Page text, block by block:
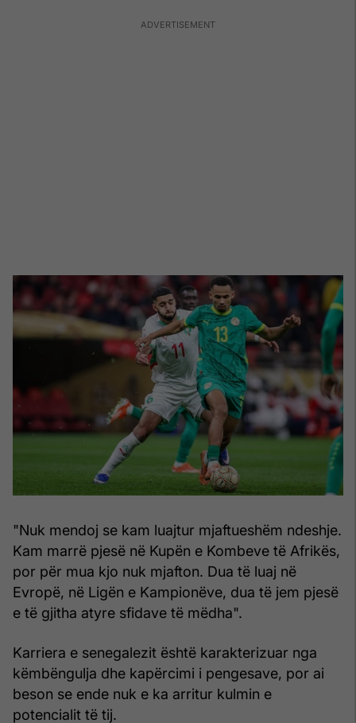
"Nuk mendoj se kam luajtur mjaftueshëm ndeshje.
Kam marrë pjesë në Kupën e Kombeve të Afrikës,
por për mua kjo nuk mjafton. Dua të luaj në
Evropë, në Ligën e Kampionëve, dua të jem pjesë
e të gjitha atyre sfidave të mëdha".
Karriera e senegalezit është karakterizuar nga
këmbëngulja dhe kapërcimi i pengesave, por ai
beson se ende nuk e ka arritur kulmin e
potencialit të tij.